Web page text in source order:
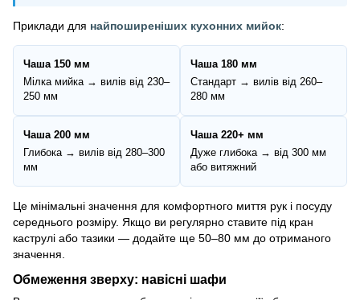
Приклади для найпоширеніших кухонних мийок:
Чаша 150 мм
Мілка мийка → вилів від 230–
250 мм
Чаша 180 мм
Стандарт → вилів від 260–
280 мм
Чаша 200 мм
Глибока → вилів від 280–300
мм
Чаша 220+ мм
Дуже глибока → від 300 мм
або витяжний
Це мінімальні значення для комфортного миття рук і посуду
середнього розміру. Якщо ви регулярно ставите під кран
каструлі або тазики — додайте ще 50–80 мм до отриманого
значення.
Обмеження зверху: навісні шафи